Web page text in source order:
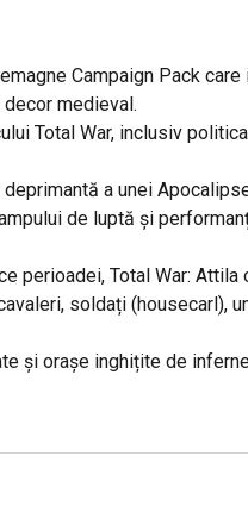
Campaign Pack
medieval.
Total War, inclusiv
a unei
de luptă și
perioadei, Total War: Attila
soldați (housecarl),
și orașe inghițite de